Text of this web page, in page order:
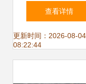
中国房地产开发
业品牌价值50强
查看详情
更新时间：2026-08-04
08:22:44